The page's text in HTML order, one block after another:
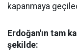
kapanmaya
Erdoğan'ın tam
şekilde: